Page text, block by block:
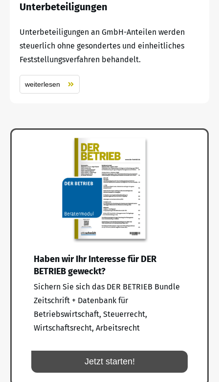
Unterbeteiligungen
Unterbeteiligungen an GmbH-Anteilen werden
steuerlich ohne gesondertes und einheitliches
Feststellungsverfahren behandelt.
weiterlesen
Haben wir Ihr Interesse für DER
BETRIEB geweckt?
Sichern Sie sich das DER BETRIEB Bundle
Zeitschrift + Datenbank für
Betriebswirtschaft, Steuerrecht,
Wirtschaftsrecht, Arbeitsrecht
Jetzt starten!